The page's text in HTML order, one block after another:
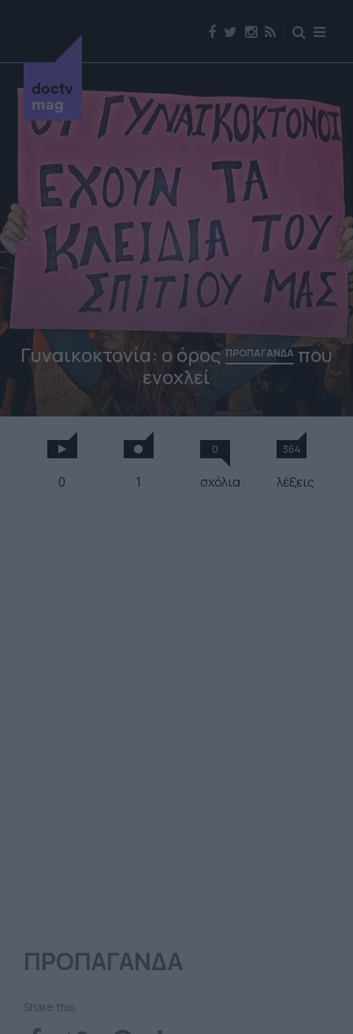
doctv
mag
Γυναικοκτονία: ο όρος ΠΡΟΠΑΓΑΝΔΑπου
ενοχλεί
0 1
0
σχόλια
364
λέξεις
ΠΡΟΠΑΓΑΝΔΑ
Share this